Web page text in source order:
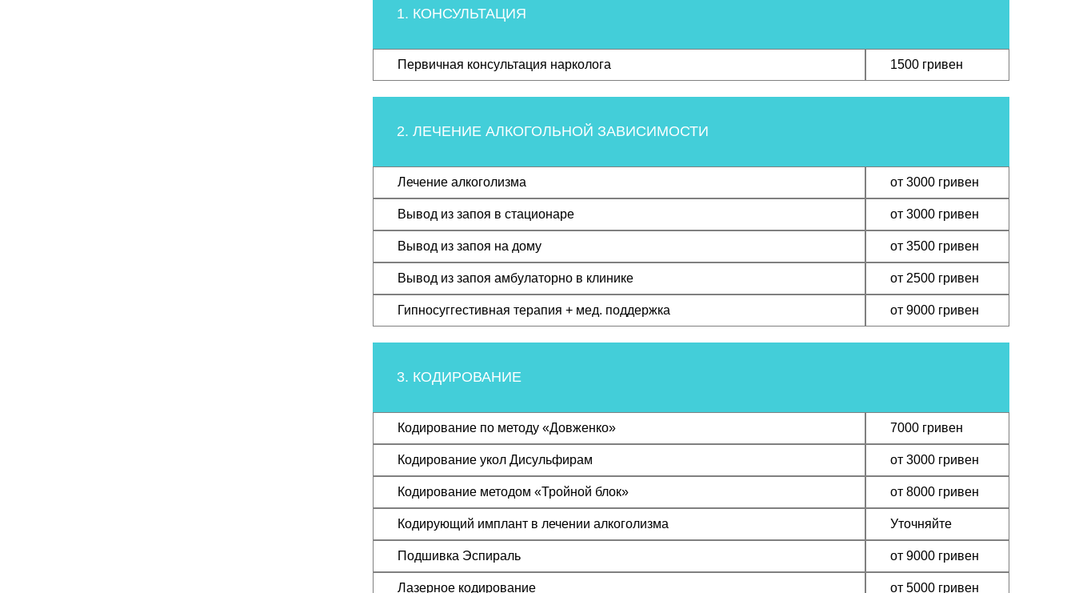
1. КОНСУЛЬТАЦИЯ
Первичная консультация нарколога 1500 гривен
2. ЛЕЧЕНИЕ АЛКОГОЛЬНОЙ ЗАВИСИМОСТИ
Лечение алкоголизма от 3000 гривен
Вывод из запоя в стационаре от 3000 гривен
Вывод из запоя на дому от 3500 гривен
Вывод из запоя амбулаторно в клинике от 2500 гривен
Гипносуггестивная терапия + мед. поддержка от 9000 гривен
3. КОДИРОВАНИЕ
Кодирование по методу «Довженко» 7000 гривен
Кодирование укол Дисульфирам от 3000 гривен
Кодирование методом «Тройной блок» от 8000 гривен
Кодирующий имплант в лечении алкоголизма Уточняйте
Подшивка Эспираль от 9000 гривен
Лазерное кодирование от 5000 гривен